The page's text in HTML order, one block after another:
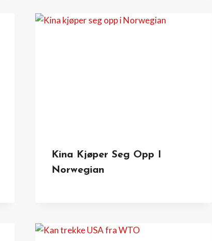
Kina Kjøper Seg Opp I
Norwegian